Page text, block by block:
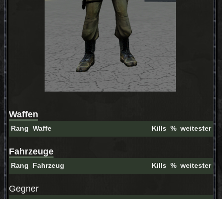
Waffen
Rang Waffe Kills % weitester
Fahrzeuge
Rang Fahrzeug Kills % weitester
Gegner